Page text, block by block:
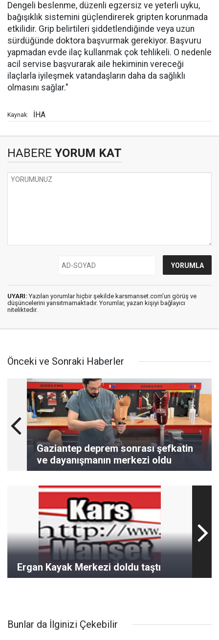
Dengeli beslenme, düzenli egzersiz ve yeterli uyku,
bağışıklık sistemini güçlendirerek gripten korunmada
etkilidir. Grip belirtileri şiddetlendiğinde veya uzun
sürdüğünde doktora başvurmak gerekiyor. Başvuru
yapmadan evde ilaç kullanmak çok tehlikeli. O nedenle
acil servise başvurarak aile hekiminin vereceği
ilaçlarla iyileşmek vatandaşların daha da sağlıklı
olmasını sağlar."
Kaynak: İHA
HABERE YORUM KAT
UYARI: Yazılan yorumlar hiçbir şekilde karsmanset.com’un görüş ve
düşüncelerini yansıtmamaktadır. Yorumlar, yazan kişiyi bağlayıcı
niteliktedir.
Önceki ve Sonraki Haberler
Gaziantep deprem sonrası şefkatin
ve dayanışmanın merkezi oldu
Ergan Kayak Merkezi doldu taştı
Bunlar da İlginizi Çekebilir